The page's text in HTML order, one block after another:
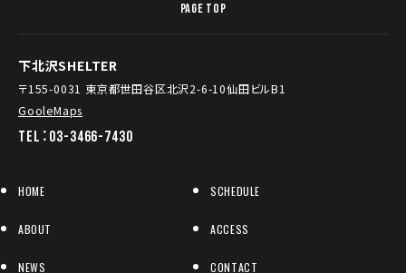
下北沢SHELTER
〒155-0031 東京都世田谷区北沢2-6-10仙田ビルB1
GooleMaps
TEL：03-3466-7430
HOME SCHEDULE
ABOUT ACCESS
NEWS CONTACT
PAGE TOP